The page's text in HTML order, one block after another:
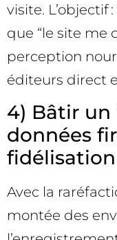
visite. L’objectif
que “le site me
perception
éditeurs direct
4) Bâtir un
données
fidélisation
Avec la
montée des